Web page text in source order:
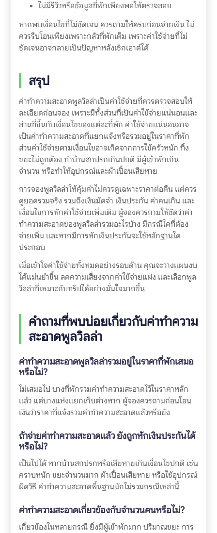
ไม่มีรีวิวหรือข้อมูลที่พักเพียงพอให้ตรวจสอบ
หากพบเงื่อนไขที่ไม่ชัดเจน ควรถามให้ครบก่อนจ่ายเงิน ไม่
ควรรีบโอนเพียงเพราะกลัวที่พักเต็ม เพราะค่าใช้จ่ายที่ไม่
ชัดเจนอาจกลายเป็นปัญหาหลังเช็กเอาต์ได้
สรุป
ค่าทำความสะอาดพูลวิลล่าเป็นค่าใช้จ่ายที่ควรตรวจสอบให้
ละเอียดก่อนจอง เพราะมีทั้งส่วนที่เป็นค่าใช้จ่ายแน่นอนและ
ส่วนที่ขึ้นกับเงื่อนไขของแต่ละที่พัก ค่าใช้จ่ายแน่นอนอาจ
เป็นค่าทำความสะอาดที่แยกแจ้งหรือรวมอยู่ในราคาที่พัก
ส่วนค่าใช้จ่ายตามเงื่อนไขอาจเกิดจากการใช้ครัวหนัก ทิ้ง
ขยะไม่ถูกต้อง ทำบ้านสกปรกเกินปกติ มีผู้เข้าพักเกิน
จำนวน หรือทำให้อุปกรณ์และผ้าเปื้อนเสียหาย
การจองพูลวิลล่าให้คุ้มค่าไม่ควรดูเฉพาะราคาต่อคืน แต่ควร
ดูยอดรวมจริง รวมถึงเงินมัดจำ เงินประกัน ค่าคนเกิน และ
เงื่อนไขการหักค่าใช้จ่ายเพิ่มเติม ผู้จองควรถามให้ชัดว่าค่า
ทำความสะอาดของพูลวิลล่ารวมอะไรบ้าง มีกรณีใดที่ต้อง
จ่ายเพิ่ม และหากมีการหักเงินประกันจะใช้หลักฐานใด
ประกอบ
เมื่อเข้าใจค่าใช้จ่ายทั้งหมดอย่างรอบด้าน คุณจะวางแผนงบ
ได้แม่นยำขึ้น ลดความเสี่ยงจากค่าใช้จ่ายแฝง และเลือกพูล
วิลล่าที่เหมาะกับทริปได้อย่างมั่นใจมากขึ้น
คำถามที่พบบ่อยเกี่ยวกับค่าทำความ
สะอาดพูลวิลล่า
ค่าทำความสะอาดพูลวิลล่ารวมอยู่ในราคาที่พักเสมอ
หรือไม่?
ไม่เสมอไป บางที่พักรวมค่าทำความสะอาดไว้ในราคาหลัก
แล้ว แต่บางแห่งแยกเก็บต่างหาก ผู้จองควรถามก่อนโอน
เงินว่าราคาที่แจ้งรวมค่าทำความสะอาดแล้วหรือยัง
ถ้าจ่ายค่าทำความสะอาดแล้ว ยังถูกหักเงินประกันได้
หรือไม่?
เป็นไปได้ หากบ้านสกปรกหรือเสียหายเกินเงื่อนไขปกติ เช่น
คราบหนัก ขยะจำนวนมาก ผ้าเปื้อนเสียหาย หรือใช้อุปกรณ์
ผิดวิธี ค่าทำความสะอาดพื้นฐานมักไม่รวมกรณีเหล่านี้
ค่าทำความสะอาดเกี่ยวข้องกับจำนวนคนหรือไม่?
เกี่ยวข้องในหลายกรณี ยิ่งมีผู้เข้าพักมาก ปริมาณขยะ การ